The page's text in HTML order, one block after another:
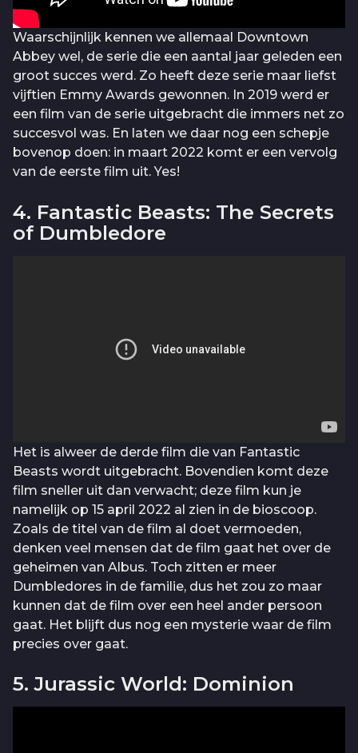
Waarschijnlijk kennen we allemaal Downtown
Abbey wel, de serie die een aantal jaar geleden een
groot succes werd. Zo heeft deze serie maar liefst
vijftien Emmy Awards gewonnen. In 2019 werd er
een film van de serie uitgebracht die immers net zo
succesvol was. En laten we daar nog een schepje
bovenop doen: in maart 2022 komt er een vervolg
van de eerste film uit. Yes!
4. Fantastic Beasts: The Secrets
of Dumbledore
Het is alweer de derde film die van Fantastic
Beasts wordt uitgebracht. Bovendien komt deze
film sneller uit dan verwacht; deze film kun je
namelijk op 15 april 2022 al zien in de bioscoop.
Zoals de titel van de film al doet vermoeden,
denken veel mensen dat de film gaat het over de
geheimen van Albus. Toch zitten er meer
Dumbledores in de familie, dus het zou zo maar
kunnen dat de film over een heel ander persoon
gaat. Het blijft dus nog een mysterie waar de film
precies over gaat.
5. Jurassic World: Dominion